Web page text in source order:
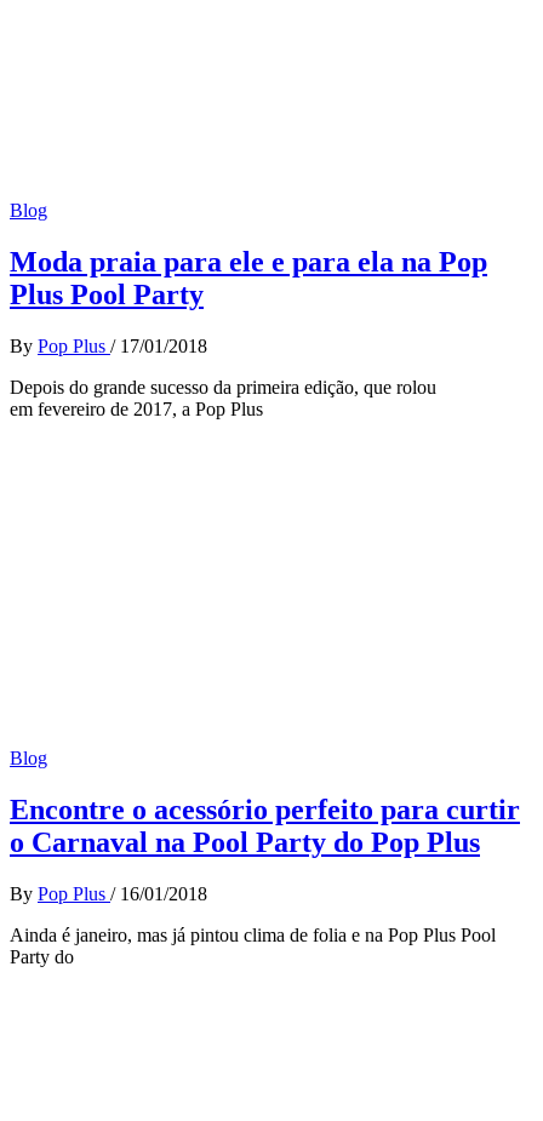
Blog
Moda praia para ele e para ela na Pop
Plus Pool Party
By Pop Plus / 17/01/2018
Depois do grande sucesso da primeira edição, que rolou
em fevereiro de 2017, a Pop Plus
Blog
Encontre o acessório perfeito para curtir
o Carnaval na Pool Party do Pop Plus
By Pop Plus / 16/01/2018
Ainda é janeiro, mas já pintou clima de folia e na Pop Plus Pool
Party do